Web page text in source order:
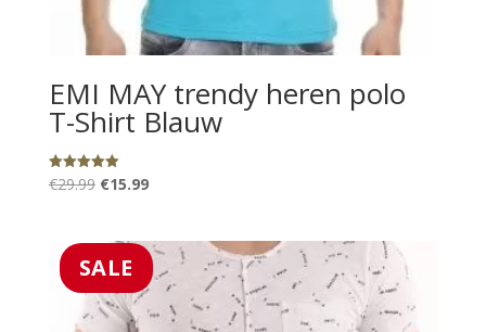
EMI MAY trendy heren polo
T-Shirt Blauw
Gewaardeerd
5.00
€29.99 Oorspronkelijke
€29.99.
€15.99Huidige
€15.99.
SALE